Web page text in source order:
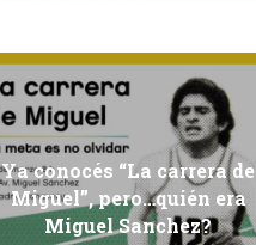
Ya conocés “La carrera de
Miguel”, pero…quién era
Miguel Sanchez?